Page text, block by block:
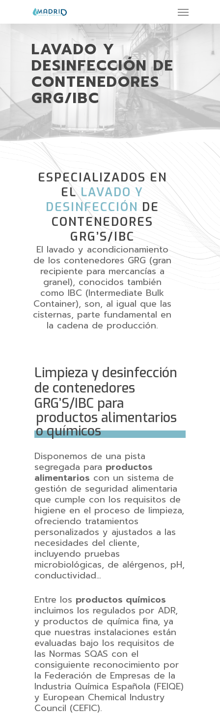
LAVADO Y
DESINFECCIÓN DE
CONTENEDORES
GRG/IBC
ESPECIALIZADOS EN
ELLAVADO Y
DESINFECCIÓN DE
CONTENEDORES
GRG’S/IBC
El lavado y acondicionamiento
de los contenedores GRG (gran
recipiente para mercancías a
granel), conocidos también
como IBC (Intermediate Bulk
Container), son, al igual que las
cisternas, parte fundamental en
la cadena de producción.
Limpieza y desinfección
de contenedores
GRG’S/IBC para
productos alimentarios
o químicos
Disponemos de una pista
segregada para productos
alimentarios con un sistema de
gestión de seguridad alimentaria
que cumple con los requisitos de
higiene en el proceso de limpieza,
ofreciendo tratamientos
personalizados y ajustados a las
necesidades del cliente,
incluyendo pruebas
microbiológicas, de alérgenos, pH,
conductividad…
Entre los productos químicos
incluimos los regulados por ADR,
y productos de química fina, ya
que nuestras instalaciones están
evaluadas bajo los requisitos de
las Normas SQAS con el
consiguiente reconocimiento por
la Federación de Empresas de la
Industria Química Española (FEIQE)
y European Chemical Industry
Council (CEFIC).